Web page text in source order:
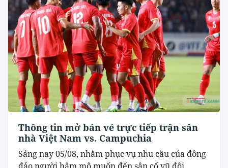
Thông tin mở bán vé trực tiếp trận sân
nhà Việt Nam vs. Campuchia
Sáng nay 05/08, nhằm phục vụ nhu cầu của đông